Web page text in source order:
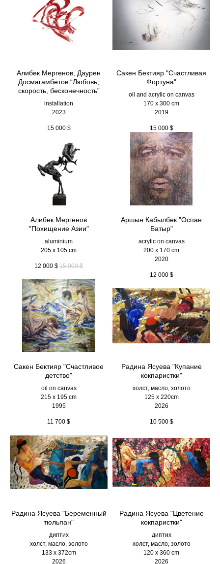
Алибек Мергенов, Даурен
Досмагамбетов “Любовь,
скорость, бесконечность”
installation
2023
15 000 $
Сакен Бектияр "Счастливая
Фортуна"
oil and acrylic on canvas
170 x 300 cm
2019
15 000 $
Алибек Мергенов
"Похищение Азии"
aluminium
205 x 105 cm
12 000 $ 15 000 $
Аршын Кабылбек "Оспан
Батыр"
acrylic on canvas
200 x 170 cm
2020
12 000 $
Сакен Бектияр "Счастливое
детство"
oil on canvas
215 x 195 cm
1995
11 700 $
Радина Ясуева "Купание
кокпаристки"
холст, масло, золото
125 х 220cm
2026
10 500 $
Радина Ясуева "Беременный
тюльпан"
диптих
холст, масло, золото
133 х 372cm
2026
Радина Ясуева "Цветение
кокпаристки"
диптих
холст, масло, золото
120 х 360 cm
2026